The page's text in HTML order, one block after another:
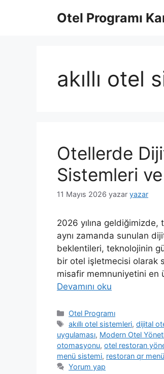
Otel Programı
akıllı otel
Otellerde
Sistemleri
11 Mayıs 2026 yazar yazar
2026 yılına
aynı zamanda sunulan
beklentileri, teknolojinin
bir otel işletmecisi olarak
misafir memnuniyetini en
Devamını oku
Kategoriler
Otel Programı
Etiketler
akıllı otel sistemleri,dijital
uygulaması, Modern Otel
otomasyonu, otel restoran
menü sistemi, restoran qr menü
Yorum yap